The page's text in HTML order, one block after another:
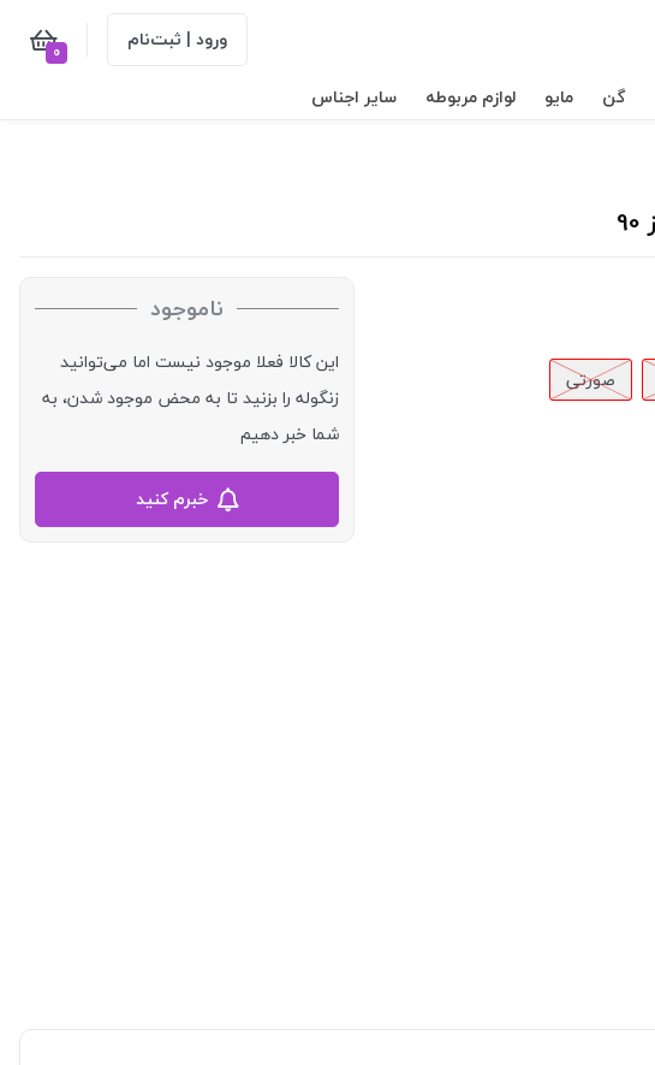
ورود | ثبت‌نام 0
گن مایو لوازم مربوطه سایر اجناس
صورتی
ناموجود
این کالا فعلا موجود نیست اما می‌توانید
زنگوله را بزنید تا به محض موجود شدن، به
شما خبر دهیم
خبرم کنید